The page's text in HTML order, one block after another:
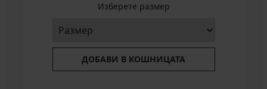
Изберете размер
ДОБАВИ В КОШНИЦАТА